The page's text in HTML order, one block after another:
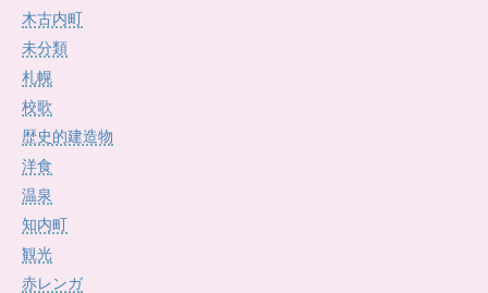
木古内町
未分類
札幌
校歌
歴史的建造物
洋食
温泉
知内町
観光
赤レンガ